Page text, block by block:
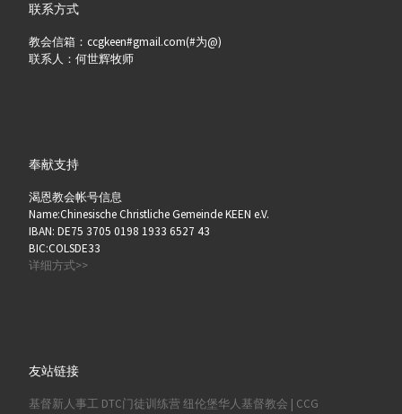
联系方式
教会信箱：ccgkeen#gmail.com(#为@)
联系人：何世辉牧师
奉献支持
渴恩教会帐号信息
Name:Chinesische Christliche Gemeinde KEEN e.V.
IBAN: DE75 3705 0198 1933 6527 43
BIC:COLSDE33
详细方式>>
友站链接
基督新人事工 DTC门徒训练营 纽伦堡华人基督教会 | CCG